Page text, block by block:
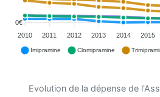
0€
2010
2011 2012 2013 2014 2015
Imipramine Clomipramine
Evolution de la dépense de